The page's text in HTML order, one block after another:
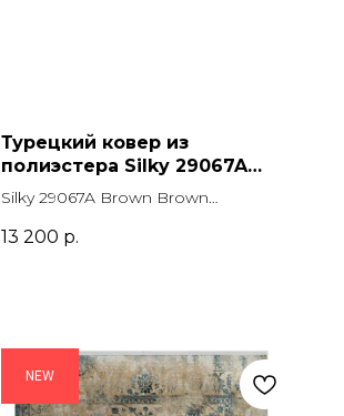
Турецкий ковер из
полиэстера Silky 29067A
Brown Brown Прямоугольник
Silky 29067A Brown Brown
13 200 р.
NEW